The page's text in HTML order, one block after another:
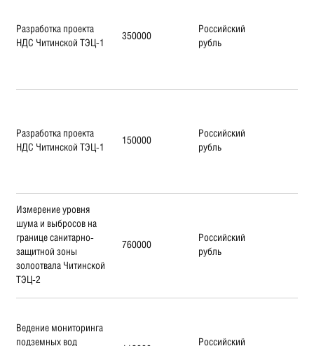
Разработка проекта
НДС Читинской ТЭЦ-1
350000
Российский
рубль
Разработка проекта
НДС Читинской ТЭЦ-1
150000
Российский
рубль
Измерение уровня
шума и выбросов на
границе санитарно-
защитной зоны
золоотвала Читинской
ТЭЦ-2
760000
Российский
рубль
Ведение мониторинга
подземных вод
Российский